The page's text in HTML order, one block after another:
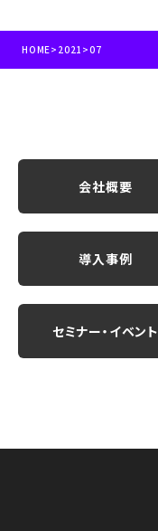
HOME> 2021 >07
会社概要
導入事例
セミナー・イベント